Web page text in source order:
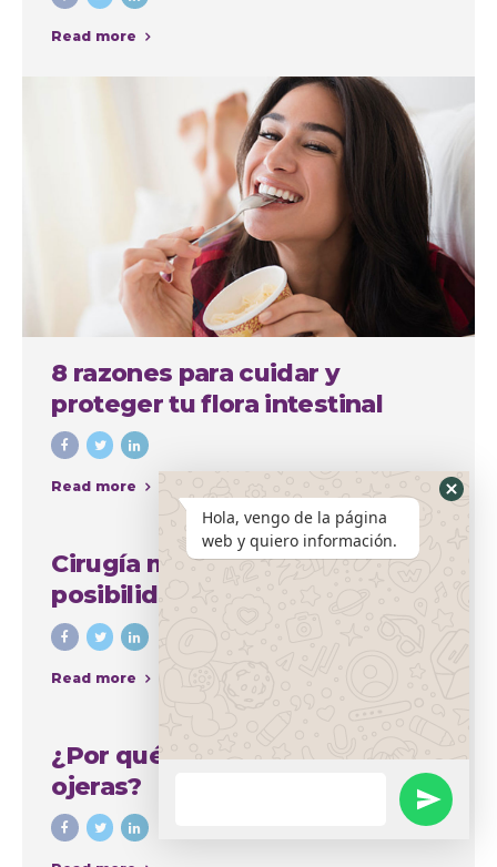
Read more
8 razones para cuidar y
proteger tu flora intestinal
Read more
Cirugía mamaria y sus amplias
posibilidades para mejorar el
aspecto del busto
Read more
¿Por qué se producen las
ojeras?
Hola, vengo de la página
web y quiero información.